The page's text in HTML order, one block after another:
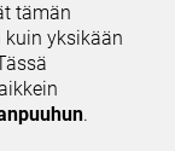
tämän
yksikään
.